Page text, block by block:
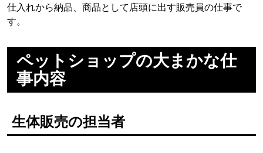
仕入れから納品、商品として店頭に出す販売員の仕事で
す。
ペットショップの大まかな仕
事内容
生体販売の担当者